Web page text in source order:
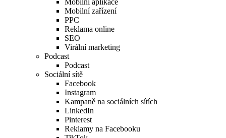
Mobilní aplikace
Mobilní zařízení
PPC
Reklama online
SEO
Virální marketing
Podcast
Podcast
Sociální sítě
Facebook
Instagram
Kampaně na sociálních sítích
LinkedIn
Pinterest
Reklamy na Facebooku